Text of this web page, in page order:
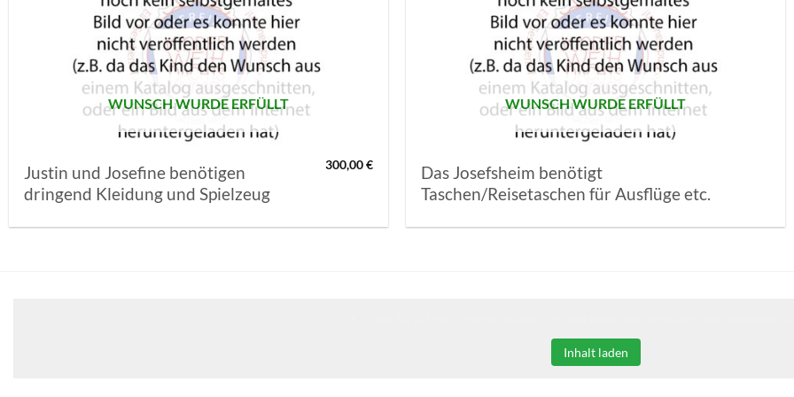
WUNSCH WURDE ERFÜLLT
Justin und Josefine benötigen
dringend Kleidung und Spielzeug
300,00€
WUNSCH WURDE ERFÜLLT
Das Josefsheim benötigt
Taschen/Reisetaschen für Ausflüge etc.
Inhalt laden